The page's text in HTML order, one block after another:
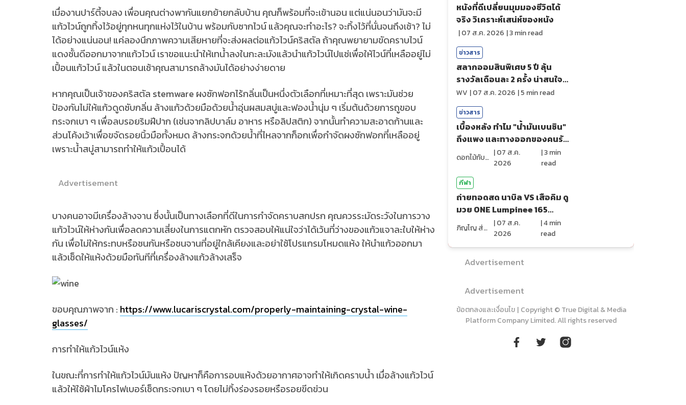
เมื่องานปาร์ตี้จบลง เพื่อนคุณต่างพากันแยกย้ายกลับบ้าน คุณก็พร้อมที่จะเข้านอน แต่แน่นอนว่ามันจะมี
แก้วไวน์ถูกทิ้งไว้อยู่ทุกหนทุกแห่งไว้ในบ้าน พร้อมกับซากไวน์ แล้วคุณจะทำอะไร? จะทิ้งไว้ที่นั่นจนถึงเช้า? ไม่
ได้อย่างแน่นอน! แค่ลองนึกภาพความเสียหายที่จะส่งผลต่อแก้วไวน์คริสตัล ถ้าคุณพยายามขัดคราบไวน์
แดงชั้นดีออกมาจากแก้วไวน์ เราขอแนะนำให้เทน้ำลงในกะละมังแล้วนำแก้วไวน์ไปแช่เพื่อให้ไวน์ที่เหลืออยู่ไม่
เปื้อนแก้วไวน์ แล้วในตอนเช้าคุณสามารถล้างมันได้อย่างง่ายดาย
หากคุณเป็นเจ้าของคริสตัล stemware ผงซักฟอกไร้กลิ่นเป็นหนึ่งตัวเลือกที่เหมาะที่สุด เพราะมันช่วย
ป้องกันไม่ให้แก้วดูดซับกลิ่น ล้างแก้วด้วยมือด้วยน้ำอุ่นผสมสบู่และฟองน้ำนุ่ม ๆ เริ่มต้นด้วยการถูขอบ
กระจกเบา ๆ เพื่อลบรอยริมฝีปาก (เช่นจากลิปบาล์ม อาหาร หรือลิปสติก) จากนั้นทำความสะอาดก้านและ
ส่วนโค้งเว้าเพื่อขจัดรอยนิ้วมือทั้งหมด ล้างกระจกด้วยน้ำที่ไหลจากก็อกเพื่อกำจัดผงซักฟอกที่เหลืออยู่
เพราะน้ำสบู่สามารถทำให้แก้วเปื้อนได้
Advertisement
บางคนอาจมีเครื่องล้างจาน ซึ่งนั้นเป็นทางเลือกที่ดีในการกำจัดคราบสกปรก คุณควรระมัดระวังในการวาง
แก้วไวน์ให้ห่างกันเพื่อลดความเสี่ยงในการแตกหัก ตรวจสอบให้แน่ใจว่าได้เว้นที่ว่างของแก้วแจาละใบให้ห่าง
กัน เพื่อไม่ให้กระทบหรือชนกันหรือชนจานที่อยู่ใกล้เคียงและอย่าใช้โปรแกรมโหมดแห้ง ให้นำแก้วออกมา
แล้วเช็ดให้แห้งด้วยมือทันทีที่เครื่องล้างแก้วล้างเสร็จ
ขอบคุณภาพจาก : https://www.lucariscrystal.com/properly-maintaining-crystal-wine-
glasses/
การทำให้แก้วไวน์แห้ง
ในขณะที่การทำให้แก้วไวน์มันแห้ง ปัญหาก็คือการอบแห้งด้วยอากาศอาจทำให้เกิดคราบน้ำ เมื่อล้างแก้วไวน์
แล้วให้ใช้ผ้าไมโครไฟเบอร์เช็ดกระจกเบา ๆ โดยไม่ทิ้งร่องรอยหรือรอยขีดข่วน
หนังที่ดีเปลี่ยนมุมมองชีวิตได้
จริง วิเคราะห์เสน่ห์ของหนัง
|07 ส.ค. 2026 |3min read
ข่าวสาร
สลากออมสินพิเศษ 5 ปี ลุ้น
รางวัลเดือนละ 2 ครั้ง น่าสนใจ
ไหม?
WV |07 ส.ค. 2026 |5 min read
ข่าวสาร
เบื้องหลัง ทำไม "น้ำมันเบนซิน"
ถึงแพง และทางออกของคนรัก
รถ?
ดอกไม้กับสายน้ำ |07 ส.ค.
2026
|3min
read
กีฬา
ถ่ายทอดสด นาบิล VS เสือคิม ดู
มวย ONE Lumpinee 165
(7ส.ค.69)
ภิญโญ ส่องแสง |07 ส.ค.
2026
|4min
read
Advertisement
Advertisement
ข้อตกลงและเงื่อนไข | Copyright © True Digital & Media
Platform Company Limited. All rights reserved